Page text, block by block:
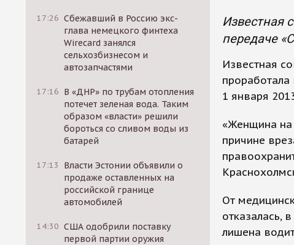
17:26 Сбежавший в Россию экс-
глава немецкого финтеха
Wirecard занялся
сельхозбизнесом и
автозапчастями
17:16 В «ДНР» по трубам отопления
потечет зеленая вода. Таким
образом «власти» решили
бороться со сливом воды из
батарей
17:13
Власти Эстонии объявили о
продаже оставленных на
российской границе
автомобилей
14:30 США одобрили поставку
первой партии оружия
Известная
передаче
Известная
1 января
«Женщина на
причине
От
отказалась,
лишена